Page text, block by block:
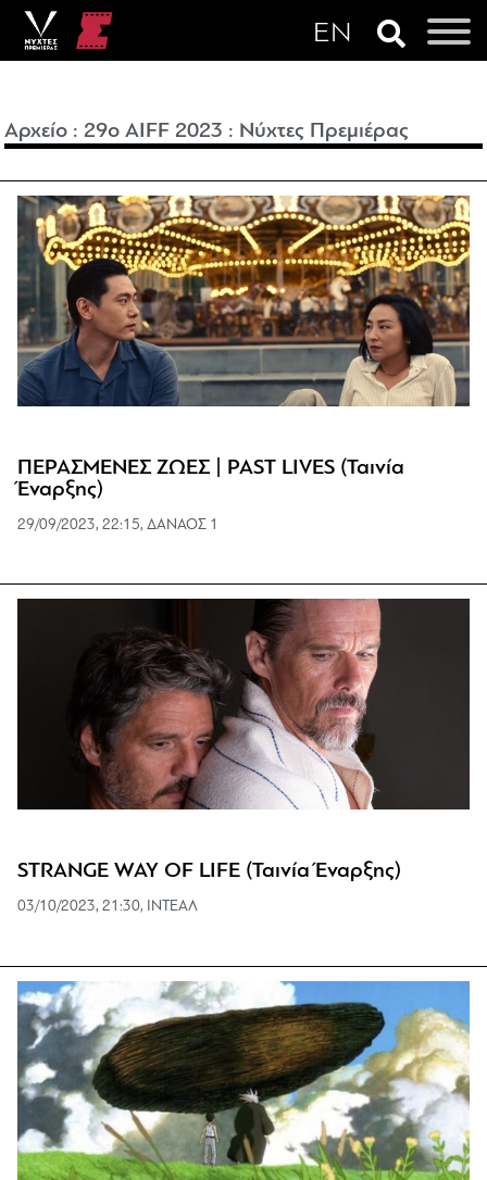
Αρχείο :29o AIFF 2023 : Νύχτες Πρεμιέρας
ΠΕΡΑΣΜΕΝΕΣ ΖΩΕΣ | PAST LIVES (Ταινία
Έναρξης)
29/09/2023, 22:15, ΔΑΝΑΟΣ 1
STRANGE WAY OF LIFE (Ταινία Έναρξης)
03/10/2023, 21:30, ΙΝΤΕΑΛ